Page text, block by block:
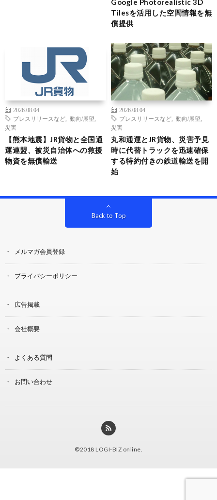
Google Photorealistic 3D
Tilesを活用した空間情報を無
償提供
2026.08.04
プレスリリースなど
動向/展望
災害
【熊本地震】JR貨物と全国通
運連盟、被災自治体への救援
物資を無償輸送
2026.08.04
プレスリリースなど
動向/展望
災害
丸和通運とJR貨物、災害予見
時に代替トラックを迅速確保
する特約付きの鉄道輸送を開
始
Back to Top
メルマガ会員登録
プライバシーポリシー
広告掲載
会社概要
よくある質問
お問い合わせ
©2018 LOGI-BIZ online